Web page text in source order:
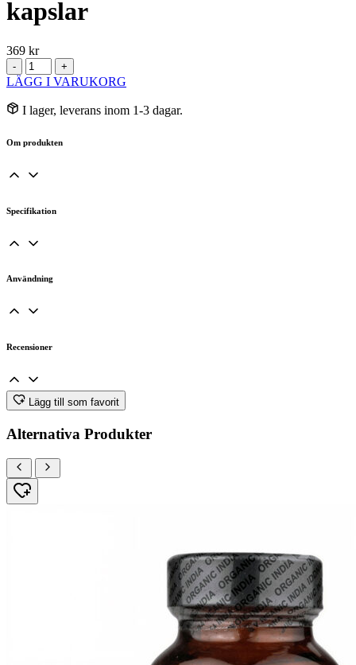
kapslar
369 kr
-
Holistic
D3
2000
kapslar
+
LÄGG I VARUKORG
I lager, leverans inom 1-3 dagar.
Om produkten
Specifikation
Användning
Recensioner
Lägg till som favorit
Alternativa Produkter